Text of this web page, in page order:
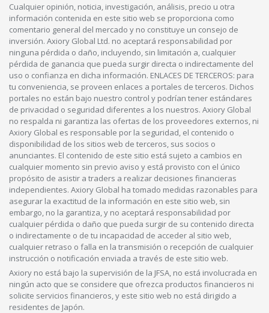
Cualquier opinión, noticia, investigación, análisis, precio u otra
información contenida en este sitio web se proporciona como
comentario general del mercado y no constituye un consejo de
inversión. Axiory Global Ltd. no aceptará responsabilidad por
ninguna pérdida o daño, incluyendo, sin limitación a, cualquier
pérdida de ganancia que pueda surgir directa o indirectamente del
uso o confianza en dicha información. ENLACES DE TERCEROS: para
tu conveniencia, se proveen enlaces a portales de terceros. Dichos
portales no están bajo nuestro control y podrían tener estándares
de privacidad o seguridad diferentes a los nuestros. Axiory Global
no respalda ni garantiza las ofertas de los proveedores externos, ni
Axiory Global es responsable por la seguridad, el contenido o
disponibilidad de los sitios web de terceros, sus socios o
anunciantes. El contenido de este sitio está sujeto a cambios en
cualquier momento sin previo aviso y está provisto con el único
propósito de asistir a traders a realizar decisiones financieras
independientes. Axiory Global ha tomado medidas razonables para
asegurar la exactitud de la información en este sitio web, sin
embargo, no la garantiza, y no aceptará responsabilidad por
cualquier pérdida o daño que pueda surgir de su contenido directa
o indirectamente o de tu incapacidad de acceder al sitio web,
cualquier retraso o falla en la transmisión o recepción de cualquier
instrucción o notificación enviada a través de este sitio web.
Axiory no está bajo la supervisión de la JFSA, no está involucrada en
ningún acto que se considere que ofrezca productos financieros ni
solicite servicios financieros, y este sitio web no está dirigido a
residentes de Japón.